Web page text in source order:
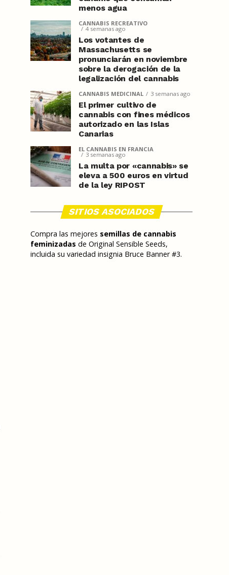
menos agua
CANNABIS RECREATIVO
4 semanas ago
Los votantes de
Massachusetts se
pronunciarán en noviembre
sobre la derogación de la
legalización del cannabis
CANNABIS MEDICINAL 3 semanas ago
El primer cultivo de
cannabis con fines médicos
autorizado en las Islas
Canarias
EL CANNABIS EN FRANCIA
3 semanas ago
La multa por «cannabis» se
eleva a 500 euros en virtud
de la ley RIPOST
SITIOS ASOCIADOS
Compra las mejores semillas de cannabis
feminizadas de Original Sensible Seeds,
incluida su variedad insignia Bruce Banner #3.